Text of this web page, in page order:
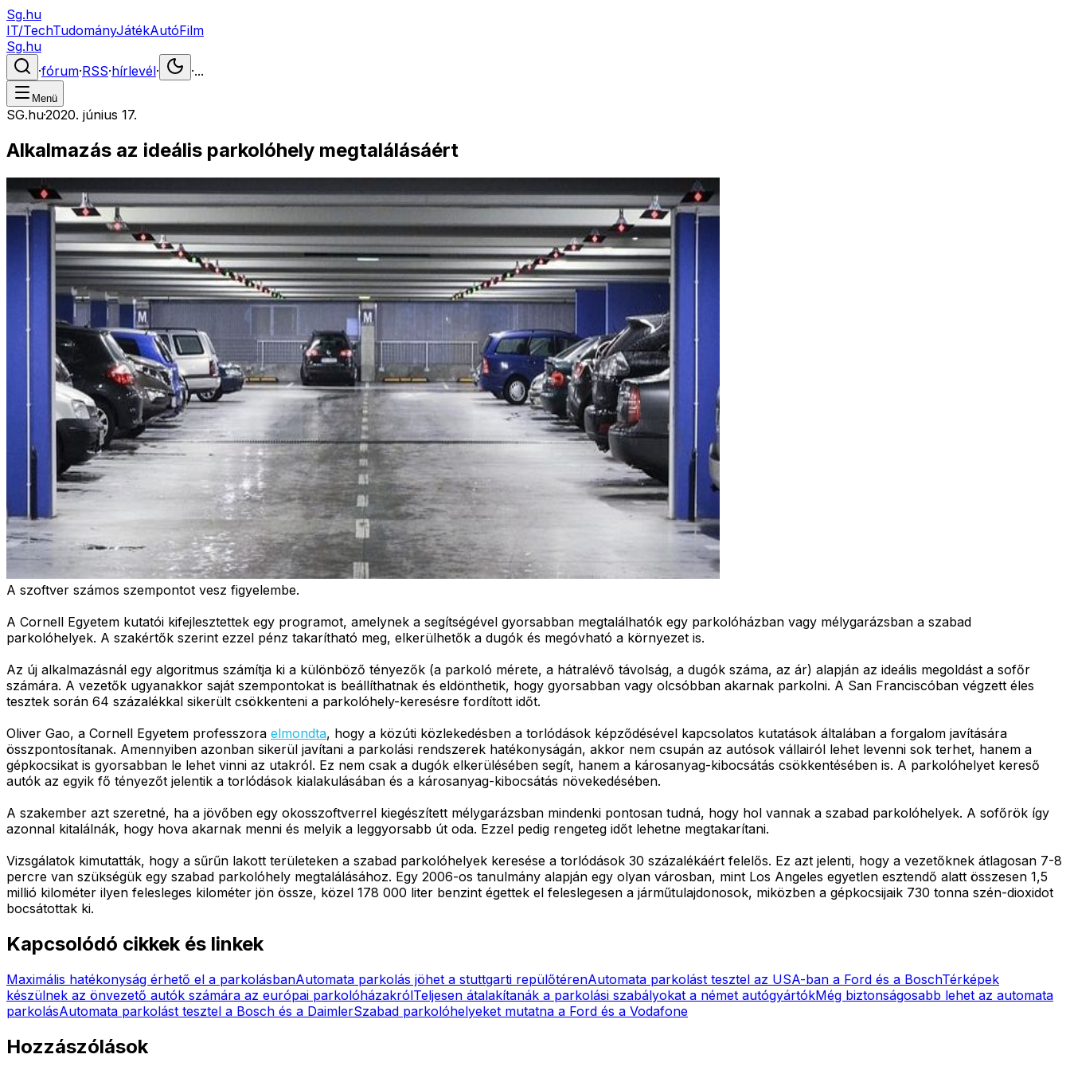
Sg.hu
IT/TechTudományJátékAutóFilm
Sg.hu
·fórum·RSS·hírlevél· ·...
Menü
SG.hu·2020. június 17.
Alkalmazás az ideális parkolóhely megtalálásáért
A szoftver számos szempontot vesz figyelembe.
A Cornell Egyetem kutatói kifejlesztettek egy programot, amelynek a segítségével gyorsabban megtalálhatók egy parkolóházban vagy mélygarázsban a szabad
parkolóhelyek. A szakértők szerint ezzel pénz takarítható meg, elkerülhetők a dugók és megóvható a környezet is.
Az új alkalmazásnál egy algoritmus számítja ki a különböző tényezők (a parkoló mérete, a hátralévő távolság, a dugók száma, az ár) alapján az ideális megoldást a sofőr
számára. A vezetők ugyanakkor saját szempontokat is beállíthatnak és eldönthetik, hogy gyorsabban vagy olcsóbban akarnak parkolni. A San Franciscóban végzett éles
tesztek során 64 százalékkal sikerült csökkenteni a parkolóhely-keresésre fordított időt.
Oliver Gao, a Cornell Egyetem professzora elmondta, hogy a közúti közlekedésben a torlódások képződésével kapcsolatos kutatások általában a forgalom javítására
összpontosítanak. Amennyiben azonban sikerül javítani a parkolási rendszerek hatékonyságán, akkor nem csupán az autósok vállairól lehet levenni sok terhet, hanem a
gépkocsikat is gyorsabban le lehet vinni az utakról. Ez nem csak a dugók elkerülésében segít, hanem a károsanyag-kibocsátás csökkentésében is. A parkolóhelyet kereső
autók az egyik fő tényezőt jelentik a torlódások kialakulásában és a károsanyag-kibocsátás növekedésében.
A szakember azt szeretné, ha a jövőben egy okosszoftverrel kiegészített mélygarázsban mindenki pontosan tudná, hogy hol vannak a szabad parkolóhelyek. A sofőrök így
azonnal kitalálnák, hogy hova akarnak menni és melyik a leggyorsabb út oda. Ezzel pedig rengeteg időt lehetne megtakarítani.
Vizsgálatok kimutatták, hogy a sűrűn lakott területeken a szabad parkolóhelyek keresése a torlódások 30 százalékáért felelős. Ez azt jelenti, hogy a vezetőknek átlagosan 7-8
percre van szükségük egy szabad parkolóhely megtalálásához. Egy 2006-os tanulmány alapján egy olyan városban, mint Los Angeles egyetlen esztendő alatt összesen 1,5
millió kilométer ilyen felesleges kilométer jön össze, közel 178 000 liter benzint égettek el feleslegesen a járműtulajdonosok, miközben a gépkocsijaik 730 tonna szén-dioxidot
bocsátottak ki.
Kapcsolódó cikkek és linkek
Maximális hatékonyság érhető el a parkolásbanAutomata parkolás jöhet a stuttgarti repülőtérenAutomata parkolást tesztel az USA-ban a Ford és a BoschTérképek
készülnek az önvezető autók számára az európai parkolóházakrólTeljesen átalakítanák a parkolási szabályokat a német autógyártókMég biztonságosabb lehet az automata
parkolásAutomata parkolást tesztel a Bosch és a DaimlerSzabad parkolóhelyeket mutatna a Ford és a Vodafone
Hozzászólások